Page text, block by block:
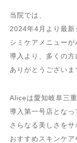
当院では、
2024年4月より最新
シミケアメニューが
導入より、多くの方
ありがとうございま
Aliceは愛知岐阜三
導入第一号店となっ
さらなる美しさを
おすすめスキンケ